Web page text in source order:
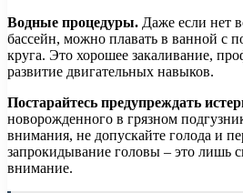
Водные процедуры. Даже если нет
бассейн, можно плавать в ванной с
круга. Это хорошее закаливание,
развитие двигательных навыков.
Постарайтесь предупреждать
новорожденного в грязном
внимания, не допускайте голода и
запрокидывание головы – это лишь
внимание.